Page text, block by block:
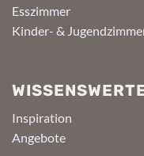
Esszimmer
Kinder- &
Inspiration
Angebote